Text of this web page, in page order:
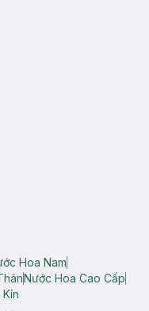
Hoa Nam
Nước Hoa Cao Cấp